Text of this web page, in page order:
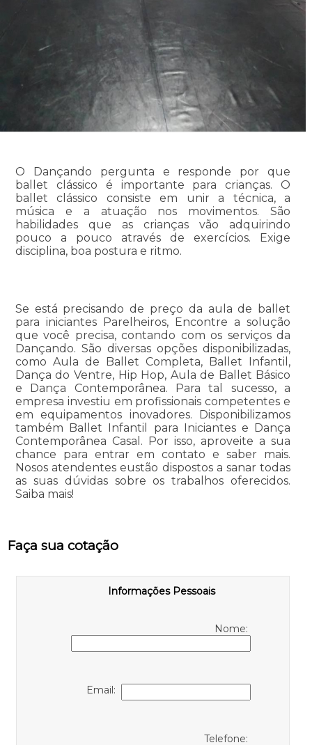
O Dançando pergunta e responde por que
ballet clássico é importante para crianças. O
ballet clássico consiste em unir a técnica, a
música e a atuação nos movimentos. São
habilidades que as crianças vão adquirindo
pouco a pouco através de exercícios. Exige
disciplina, boa postura e ritmo.
Se está precisando de preço da aula de ballet
para iniciantes Parelheiros, Encontre a solução
que você precisa, contando com os serviços da
Dançando. São diversas opções disponibilizadas,
como Aula de Ballet Completa, Ballet Infantil,
Dança do Ventre, Hip Hop, Aula de Ballet Básico
e Dança Contemporânea. Para tal sucesso, a
empresa investiu em profissionais competentes e
em equipamentos inovadores. Disponibilizamos
também Ballet Infantil para Iniciantes e Dança
Contemporânea Casal. Por isso, aproveite a sua
chance para entrar em contato e saber mais.
Nosos atendentes eustão dispostos a sanar todas
as suas dúvidas sobre os trabalhos oferecidos.
Saiba mais!
Faça sua cotação
Informações Pessoais
Nome:
Email:
Telefone: